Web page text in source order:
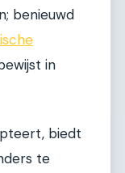
benieuwd
in
biedt
te